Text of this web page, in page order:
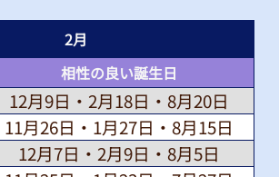
2月
相性の良い誕生日
12月9日・2月18日・8月20日
11月26日・1月27日・8月15日
12月7日・2月9日・8月5日